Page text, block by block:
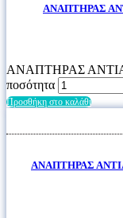
ΑΝΑΠΤΗΡΑΣ
ΑΝΑΠΤΗΡΑΣ
ποσότητα
Προσθήκη στο καλάθι
ΑΝΑΠΤΗΡΑΣ